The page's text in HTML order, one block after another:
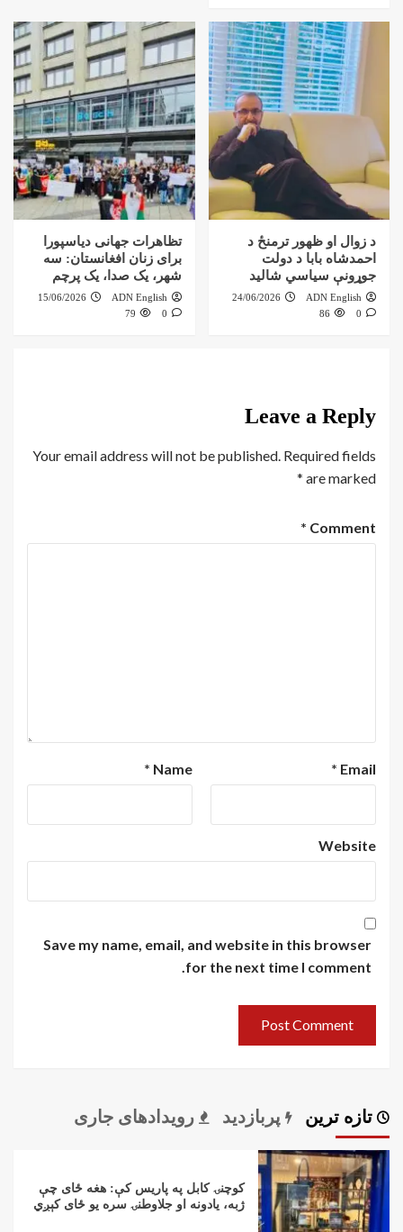
د زوال او ظهور ترمنځ د
احمدشاه بابا د دولت
جوړونې سیاسي شالید
ADN English
24/06/2026
0
86
تظاهرات جهانی دیاسپورا
برای زنان افغانستان: سه
شهر، یک صدا، یک پرچم
ADN English
15/06/2026
0
79
Leave a Reply
Your email address will not be published. Required fields
are marked
*
Comment
*
Name
* Email
*
Website
Save my name, email, and website in this browser
for the next time I comment.
تازه ترین پربازدید رویدادهای جاری
کوچنۍ کابل په پاریس کې: هغه ځای چې
ژبه، یادونه او جلاوطنۍ سره یو ځای کېږي